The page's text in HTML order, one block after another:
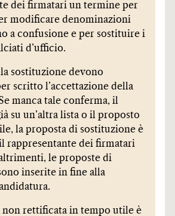
dei firmatari un termine per
modificare denominazioni
a confusione e per sostituire i
d’ufficio.
sostituzione devono
scritto l’accettazione della
manca tale conferma, il
su un’altra lista o il proposto
la proposta di sostituzione è
rappresentante dei firmatari
le proposte di
inserite in fine alla
non rettificata in tempo utile è